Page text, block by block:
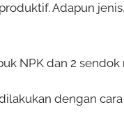
Adapun
NPK dan 2
dengan